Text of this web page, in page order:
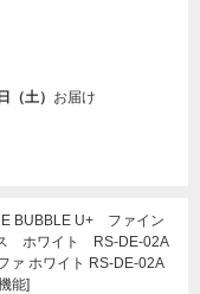
（土） お届け
BUBBLE U+ ファイン
ホワイト RS-DE-02A
ァ ホワイト RS-DE-02A
能]